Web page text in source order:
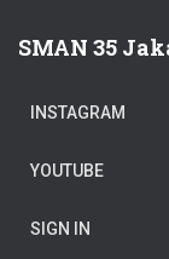
SMAN 35
INSTAGRAM
YOUTUBE
SIGN IN